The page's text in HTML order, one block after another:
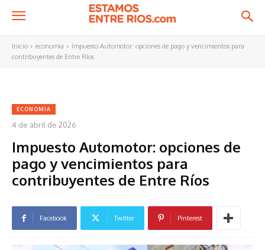
Inicio economia
Impuesto Automotor: opciones de pago y vencimientos para
contribuyentes de Entre Ríos
ECONOMIA
4 de abril de 2026
Impuesto Automotor: opciones de
pago y vencimientos para
contribuyentes de Entre Ríos
Facebook Twitter Pinterest